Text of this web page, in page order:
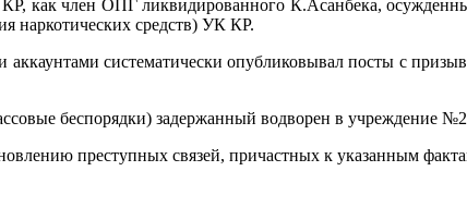
как член ОПГ ликвидированного К.Асанбека,
наркотических средств) УК КР.
систематически опубликовывал посты с
беспорядки) задержанный водворен в
преступных связей, причастных к указанным